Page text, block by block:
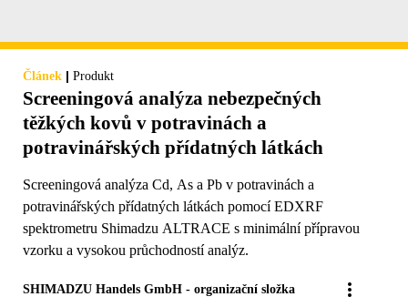
Článek | Produkt
Screeningová analýza nebezpečných
těžkých kovů v potravinách a
potravinářských přídatných látkách
Screeningová analýza Cd, As a Pb v potravinách a
potravinářských přídatných látkách pomocí EDXRF
spektrometru Shimadzu ALTRACE s minimální přípravou
vzorku a vysokou průchodností analýz.
SHIMADZU Handels GmbH - organizační složka